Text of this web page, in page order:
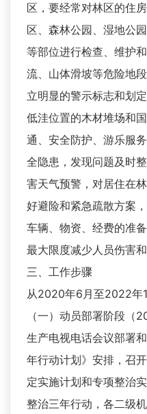
区，要经常对林区的住
区、森林公园、湿地公
等部位进行检查、维护
流、山体滑坡等危险地
立明显的警示标志和划
低洼位置的木材堆场和
通、安全防护、游乐服
全隐患，发现问题及时
害天气预警，对居住在
好避险和紧急疏散方案
车辆、物资、经费的准
最大限度减少人员伤害和
三、工作步骤
从2020年6月至2022年
（一）动员部署阶段（
生产电视电话会议部署
年行动计划》安排，召
定实施计划和专项整治
整治三年行动，各二级